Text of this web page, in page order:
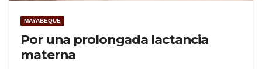
MAYABEQUE
Por una prolongada lactancia
materna